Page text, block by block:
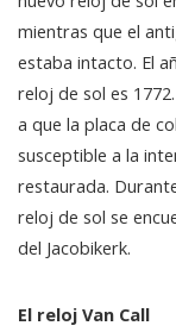
mientras que el
estaba intacto. El
reloj de sol es
a que la placa de
susceptible a la
restaurada.
reloj de sol se
del Jacobikerk.
El reloj Van Call